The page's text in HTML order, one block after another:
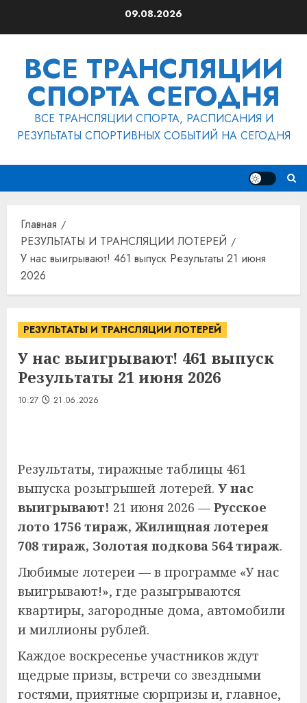
09.08.2026
ВСЕ ТРАНСЛЯЦИИ
СПОРТА СЕГОДНЯ
ВСЕ ТРАНСЛЯЦИИ СПОРТА, РАСПИСАНИЯ И
РЕЗУЛЬТАТЫ СПОРТИВНЫХ СОБЫТИЙ НА СЕГОДНЯ
Главная
РЕЗУЛЬТАТЫ И ТРАНСЛЯЦИИ ЛОТЕРЕЙ
У нас выигрывают! 461 выпуск Результаты 21 июня
2026
РЕЗУЛЬТАТЫ И ТРАНСЛЯЦИИ ЛОТЕРЕЙ
У нас выигрывают! 461 выпуск
Результаты 21 июня 2026
10:27 21.06.2026
Результаты, тиражные таблицы 461
выпуска розыгрышей лотерей. У нас
выигрывают! 21 июня 2026 — Русское
лото 1756 тираж, Жилищная лотерея
708 тираж, Золотая подкова 564 тираж.
Любимые лотереи — в программе «У нас
выигрывают!», где разыгрываются
квартиры, загородные дома, автомобили
и миллионы рублей.
Каждое воскресенье участников ждут
щедрые призы, встречи со звездными
гостями, приятные сюрпризы и, главное,